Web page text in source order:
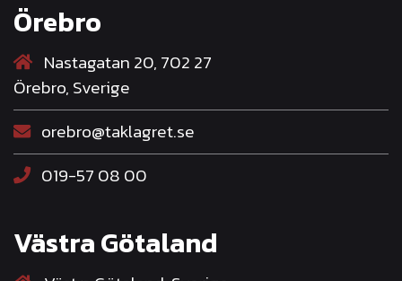
Örebro
Nastagatan 20, 702 27
Örebro, Sverige
orebro@taklagret.se
019-57 08 00
Västra Götaland